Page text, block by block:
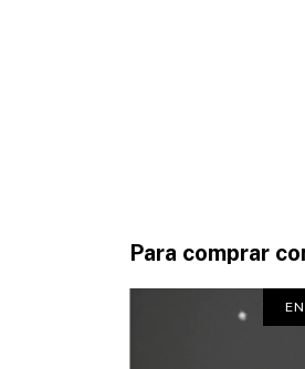
Para comprar